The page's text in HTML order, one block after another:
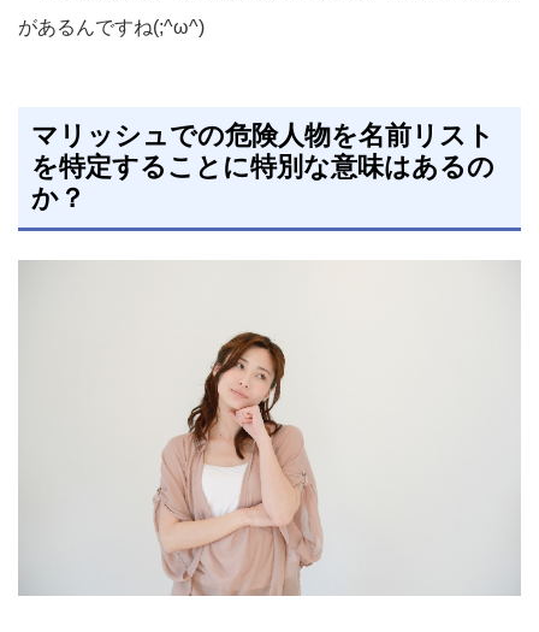
があるんですね(;^ω^)
マリッシュでの危険人物を名前リスト
を特定することに特別な意味はあるの
か？